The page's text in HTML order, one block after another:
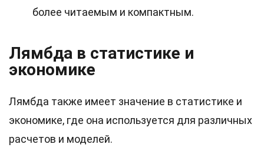
более читаемым и компактным.
Лямбда в статистике и
экономике
Лямбда также имеет значение в статистике и
экономике, где она используется для различных
расчетов и моделей.